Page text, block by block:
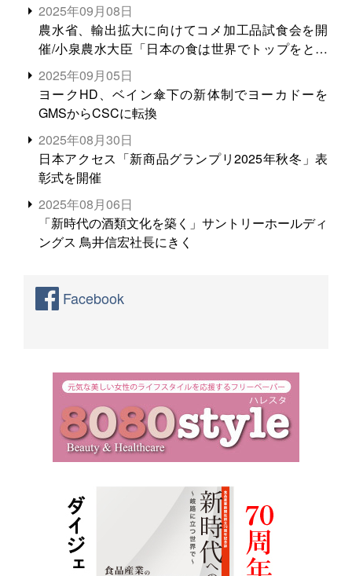
2025年09月08日
農水省、輸出拡大に向けてコメ加工品試食会を開
催/小泉農水大臣「日本の食は世界でトップをとれ
る。米増産に向けて、米輸出需要の拡大を」
2025年09月05日
ヨークHD、ベイン傘下の新体制でヨーカドーを
GMSからCSCに転換
2025年08月30日
日本アクセス「新商品グランプリ2025年秋冬」表
彰式を開催
2025年08月06日
「新時代の酒類文化を築く」サントリーホールディ
ングス 鳥井信宏社長にきく
Facebook